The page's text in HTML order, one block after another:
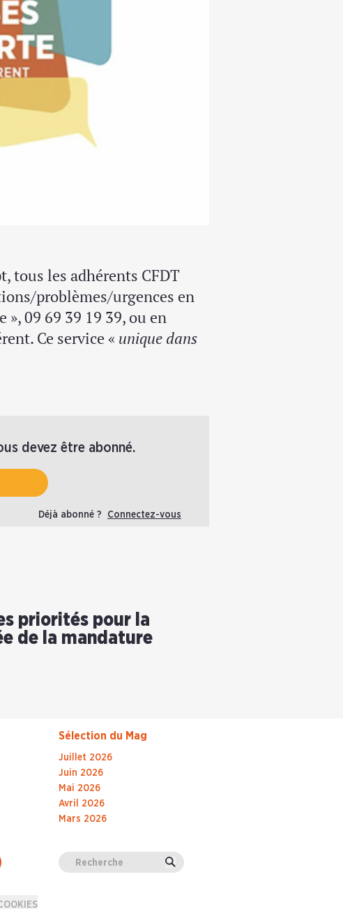
tous les adhérents CFDT
problèmes/urgences en
», 09 69 39 19 39, ou en
Ce service « unique dans
devez être abonné.
Déjà abonné ? Connectez-vous
priorités pour la
de la mandature
Sélection du Mag
Juillet 2026
Juin 2026
Mai 2026
Avril 2026
Mars 2026
Valider